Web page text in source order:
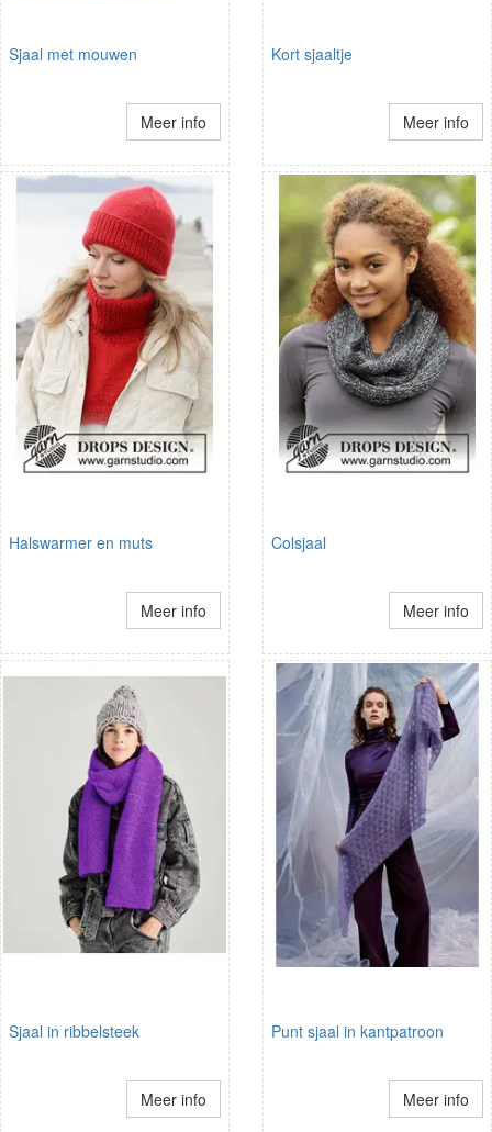
Sjaal met mouwen
Meer info
Kort sjaaltje
Meer info
Halswarmer en muts
Meer info
Colsjaal
Meer info
Sjaal in ribbelsteek
Meer info
Punt sjaal in kantpatroon
Meer info